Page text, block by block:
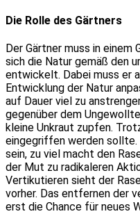
Die Rolle des Gärtners
Der Gärtner muss in einem
sich die Natur gemäß den
entwickelt. Dabei muss er
Entwicklung der Natur
auf Dauer viel zu
gegenüber dem
kleine Unkraut zupfen.
eingegriffen werden sollte.
sein, zu viel macht den
der Mut zu radikaleren
Vertikutieren sieht der
vorher. Das entfernen der
erst die Chance für neues